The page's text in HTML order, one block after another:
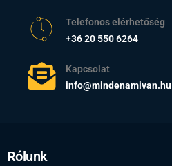
Telefonos elérhetőség
+36 20 550 6264
Kapcsolat
info@mindenamivan.hu
Rólunk